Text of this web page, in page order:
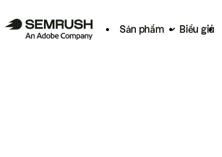
Sản phẩm Biểu giá